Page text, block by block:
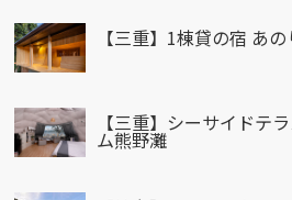
【三重】1棟貸の宿 あ
【三重】シーサイドテ
ム熊野灘